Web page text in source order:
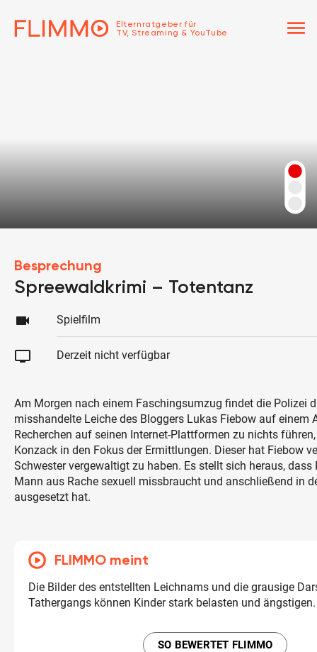
Elternratgeber für
TV, Streaming & YouTube
menu
Besprechung
Spreewaldkrimi – Totentanz
videocam Spielfilm
tv Derzeit nicht verfügbar
Am Morgen nach einem Faschingsumzug findet die Polizei
misshandelte Leiche des Bloggers Lukas Fiebow auf einem
Recherchen auf seinen Internet-Plattformen zu nichts
Konzack in den Fokus der Ermittlungen. Dieser hat Fiebow
Schwester vergewaltigt zu haben. Es stellt sich heraus, dass
Mann aus Rache sexuell missbraucht und anschließend in
ausgesetzt hat.
FLIMMO meint
Die Bilder des entstellten Leichnams und die grausige
Tathergangs können Kinder stark belasten und ängstigen.
SO BEWERTET FLIMMO